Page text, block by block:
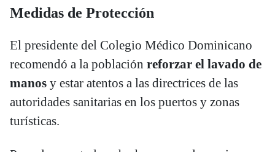
​Medidas de Protección
El presidente del Colegio Médico Dominicano
recomendó a la población reforzar el lavado de
manos y estar atentos a las directrices de las
autoridades sanitarias en los puertos y zonas
turísticas.